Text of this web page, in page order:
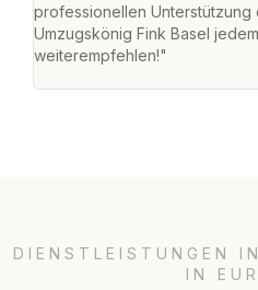
professionellen Unterstützung
Umzugskönig Fink Basel
weiterempfehlen!"
DIENSTLEISTUNGEN
IN